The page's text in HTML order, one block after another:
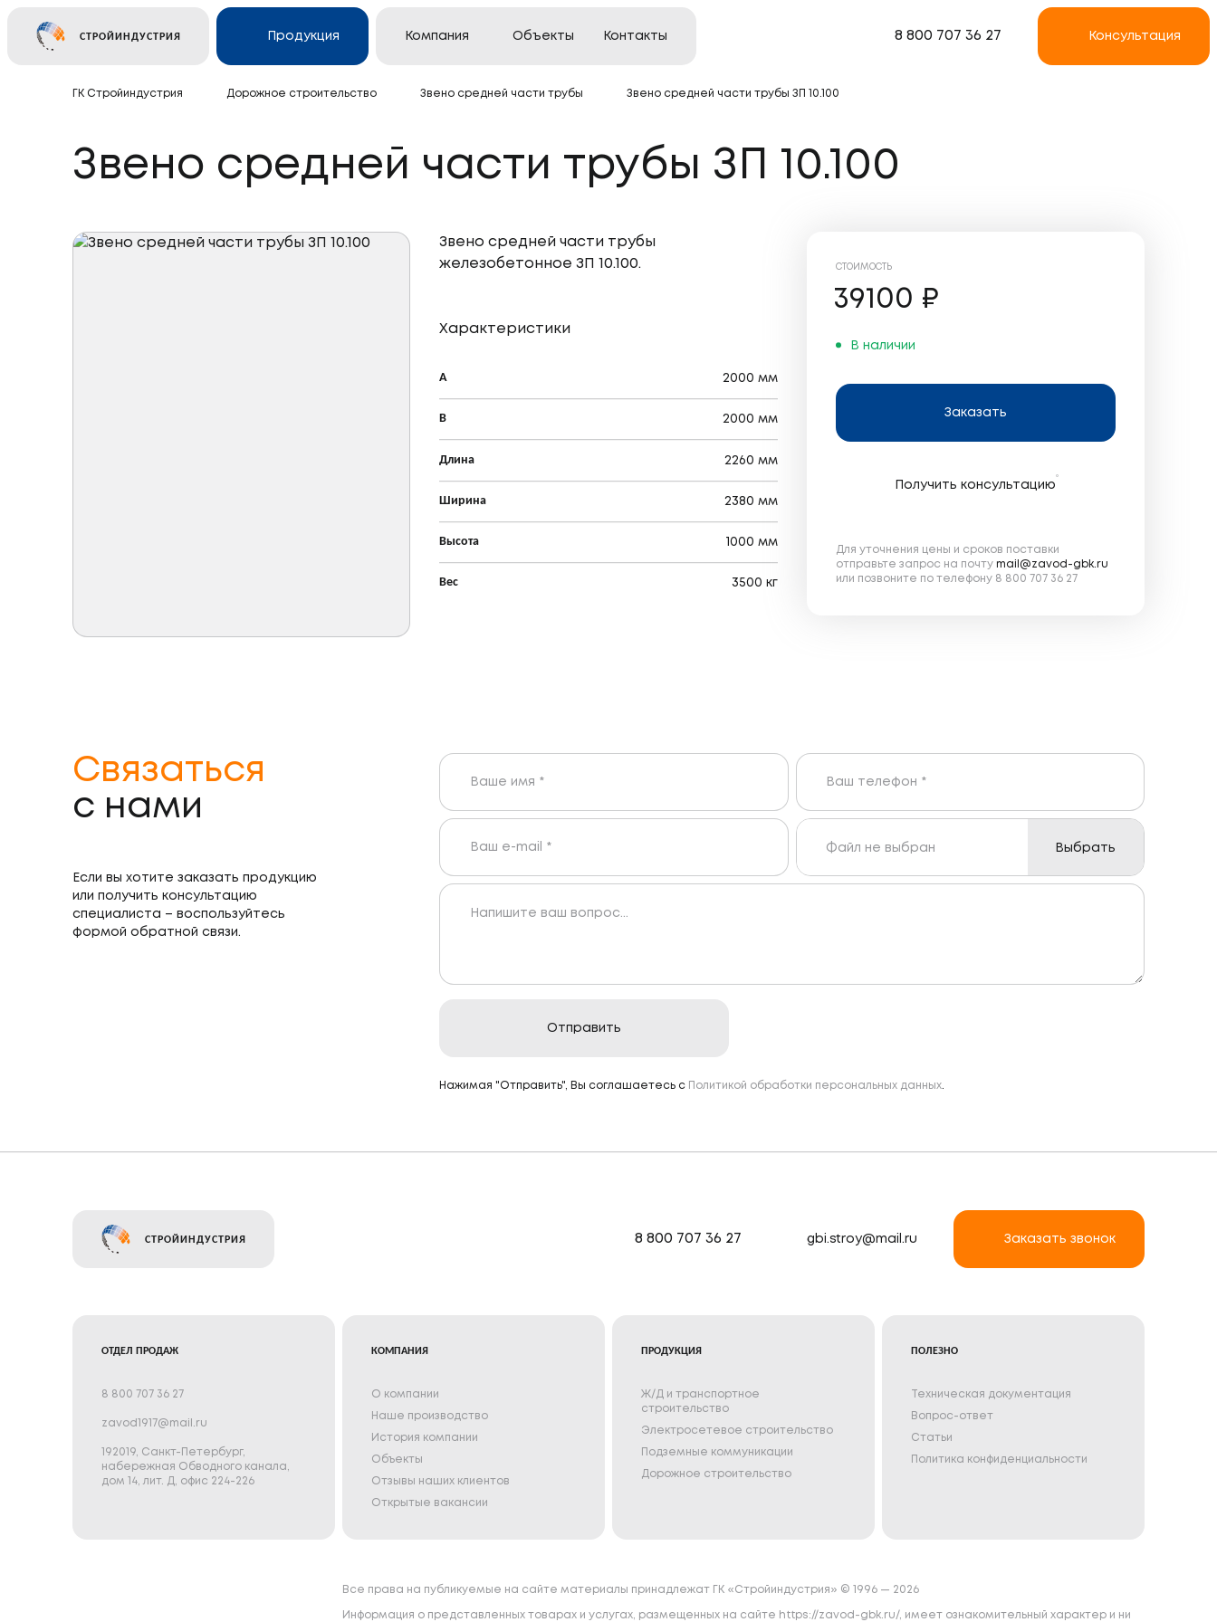
СТРОЙИНДУСТРИЯ Продукция
Электросетевое строительство
Подземные коммуникации
Компания Объекты Контакты 8 800 707 36 27 Консультация
ГК Стройиндустрия Дорожное строительство Звено средней части трубы Звено средней части трубы ЗП 10.100
Звено средней части трубы ЗП 10.100
Звено средней части трубы
железобетонное ЗП 10.100.
Характеристики
А 2000 мм
В 2000 мм
Длина 2260 мм
Ширина 2380 мм
Высота 1000 мм
Вес 3500 кг
СТОИМОСТЬ
39100 ₽
В наличии
Заказать
Получить консультацию
Для уточнения цены и сроков поставки
отправьте запрос на почту mail@zavod-gbk.ru
или позвоните по телефону 8 800 707 36 27
Связаться
с нами
Если вы хотите заказать продукцию
или получить консультацию
специалиста – воспользуйтесь
формой обратной связи.
Файл не выбран Выбрать
Нажимая "Отправить", Вы соглашаетесь с Политикой обработки персональных данных
СТРОЙИНДУСТРИЯ 8 800 707 36 27 gbi.stroy@mail.ru Заказать звонок
ОТДЕЛ ПРОДАЖ
8 800 707 36 27
zavod1917@mail.ru
192019, Санкт-Петербург,
набережная Обводного канала,
дом 14, лит. Д, офис 224-226
КОМПАНИЯ
О компании
Наше производство
История компании
Объекты
Отзывы наших клиентов
Открытые вакансии
ПРОДУКЦИЯ
Ж/Д и транспортное
строительство
Электросетевое строительство
Подземные коммуникации
Дорожное строительство
ПОЛЕЗНО
Техническая документация
Вопрос-ответ
Статьи
Политика конфиденциальности
Все права на публикуемые на сайте материалы принадлежат ГК «Стройиндустрия» © 1996 — 2026
Информация о представленных товарах и услугах, размещенных на сайте https://zavod-gbk.ru/, имеет ознакомительный характер и ни